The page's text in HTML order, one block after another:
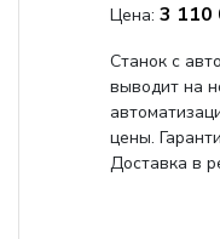
Цена: 3 110
Станок с
выводит на
цены.
Доставка в